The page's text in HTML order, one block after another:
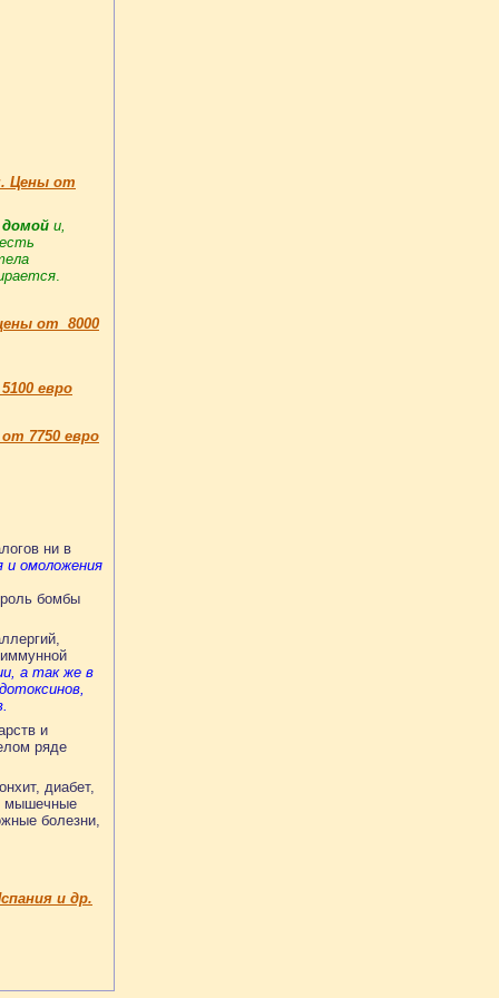
Цены от
домой и,
от 8000
евро
7750 евро
ни в
и омоложения
бомбы
а так же в
и
ряде
диабет,
- мышечные
болезни,
и др.